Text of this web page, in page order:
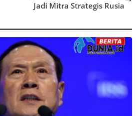
Jadi Mitra Strategis Rusia